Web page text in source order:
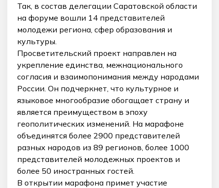
Так, в состав делегации Саратовской области
на форуме вошли 14 представителей
молодежи региона, сфер образования и
культуры.
Просветительский проект направлен на
укрепление единства, межнационального
согласия и взаимопонимания между народами
России. Он подчеркнет, что культурное и
языковое многообразие обогащает страну и
является преимуществом в эпоху
геополитических изменений. На марафоне
объединятся более 2900 представителей
разных народов из 89 регионов, более 1000
представителей молодежных проектов и
более 50 иностранных гостей.
В открытии марафона примет участие